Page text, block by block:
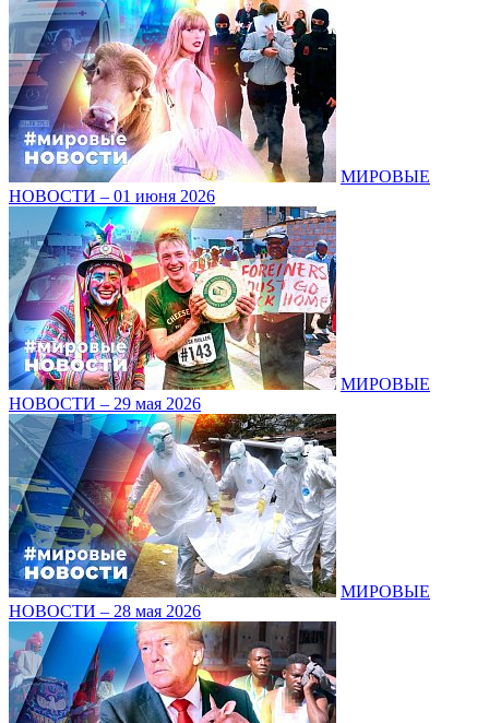
МИРОВЫЕ
НОВОСТИ – 01 июня 2026
МИРОВЫЕ
НОВОСТИ – 29 мая 2026
МИРОВЫЕ
НОВОСТИ – 28 мая 2026